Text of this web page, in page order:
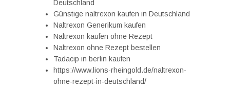
Deutschland
Günstige naltrexon kaufen in Deutschland
Naltrexon Generikum kaufen
Naltrexon kaufen ohne Rezept
Naltrexon ohne Rezept bestellen
Tadacip in berlin kaufen
https://www.lions-rheingold.de/naltrexon-
ohne-rezept-in-deutschland/